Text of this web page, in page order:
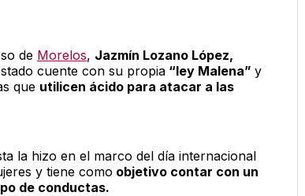
de Morelos, Jazmín Lozano López,
cuente con su propia“ley Malena” y
que utilicen ácido para atacar a las
la hizo en el marco del día internacional
y tiene como objetivo contar con un
de conductas.